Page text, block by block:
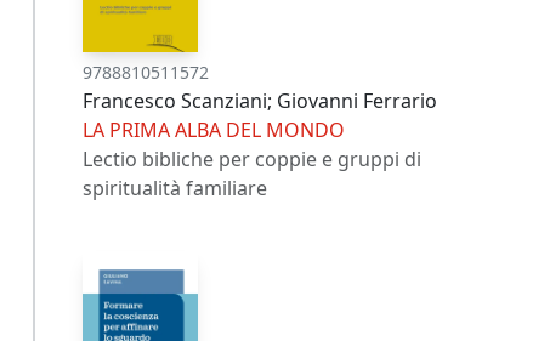
9788810511572
Francesco Scanziani; Giovanni Ferrario
LA PRIMA ALBA DEL MONDO
Lectio bibliche per coppie e gruppi di
spiritualità familiare